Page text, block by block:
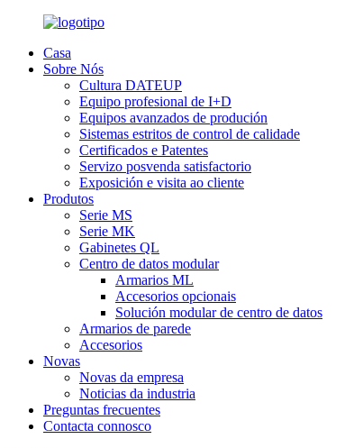
Casa
Sobre Nós
Cultura DATEUP
Equipo profesional de I+D
Equipos avanzados de produción
Sistemas estritos de control de calidade
Certificados e Patentes
Servizo posvenda satisfactorio
Exposición e visita ao cliente
Produtos
Serie MS
Serie MK
Gabinetes QL
Centro de datos modular
Armarios ML
Accesorios opcionais
Solución modular de centro de datos
Armarios de parede
Accesorios
Novas
Novas da empresa
Noticias da industria
Preguntas frecuentes
Contacta connosco